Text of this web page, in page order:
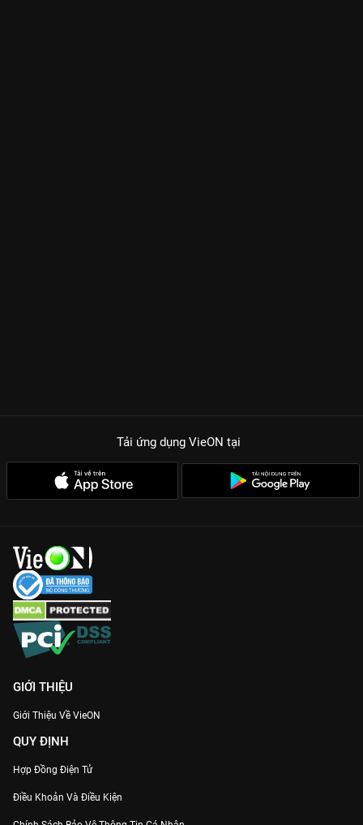
Tải ứng dụng VieON tại
GIỚI THIỆU
Giới Thiệu Về VieON
QUY ĐỊNH
Hợp Đồng Điện Tử
Điều Khoản Và Điều Kiện